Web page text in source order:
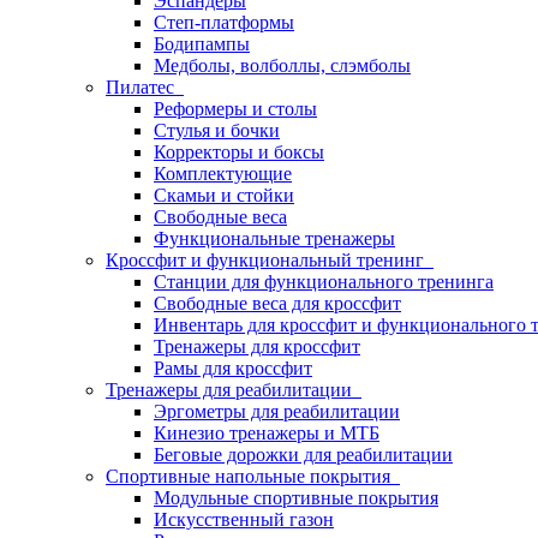
Степ-платформы
Бодипампы
Медболы, волболлы, слэмболы
Пилатес
Реформеры и столы
Стулья и бочки
Корректоры и боксы
Комплектующие
Скамьи и стойки
Свободные веса
Функциональные тренажеры
Кроссфит и функциональный тренинг
Станции для функционального тренинга
Свободные веса для кроссфит
Инвентарь для кроссфит и функционального
Тренажеры для кроссфит
Рамы для кроссфит
Тренажеры для реабилитации
Эргометры для реабилитации
Кинезио тренажеры и МТБ
Беговые дорожки для реабилитации
Спортивные напольные покрытия
Модульные спортивные покрытия
Искусственный газон